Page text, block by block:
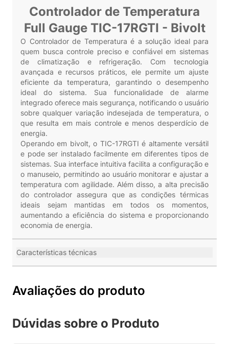
Controlador de Temperatura
Full Gauge TIC-17RGTI - Bivolt
O Controlador de Temperatura é a solução ideal para
quem busca controle preciso e confiável em sistemas
de climatização e refrigeração. Com tecnologia
avançada e recursos práticos, ele permite um ajuste
eficiente da temperatura, garantindo o desempenho
ideal do sistema. Sua funcionalidade de alarme
integrado oferece mais segurança, notificando o usuário
sobre qualquer variação indesejada de temperatura, o
que resulta em mais controle e menos desperdício de
energia.
Operando em bivolt, o TIC-17RGTI é altamente versátil
e pode ser instalado facilmente em diferentes tipos de
sistemas. Sua interface intuitiva facilita a configuração e
o manuseio, permitindo ao usuário monitorar e ajustar a
temperatura com agilidade. Além disso, a alta precisão
do controlador assegura que as condições térmicas
ideais sejam mantidas em todos os momentos,
aumentando a eficiência do sistema e proporcionando
economia de energia.
Características técnicas
Avaliações do produto
Dúvidas sobre o Produto